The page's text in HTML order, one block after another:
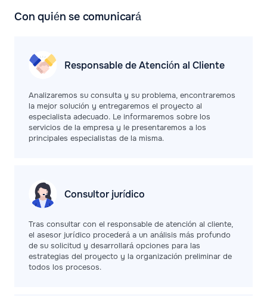
Con quién se comunicará
Responsable de Atención al Cliente
Analizaremos su consulta y su problema, encontraremos
la mejor solución y entregaremos el proyecto al
especialista adecuado. Le informaremos sobre los
servicios de la empresa y le presentaremos a los
principales especialistas de la misma.
Consultor jurídico
Tras consultar con el responsable de atención al cliente,
el asesor jurídico procederá a un análisis más profundo
de su solicitud y desarrollará opciones para las
estrategias del proyecto y la organización preliminar de
todos los procesos.